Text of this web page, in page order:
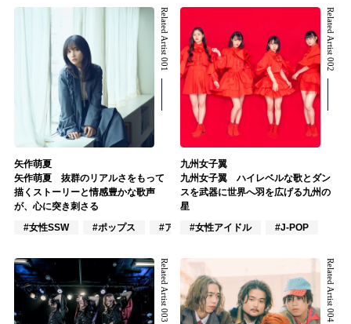
Related Artist 001
矢作萌夏
矢作萌夏 抜群のリアルさをもって
描くストーリーと情感豊かな歌声
が、心に突き刺さる
#女性SSW
#ポップス #アニメ/ゲーム
Related Artist 002
九州女子翼
九州女子翼 ハイレベルな歌とダン
スを武器に世界へ羽を広げる九州の
星
#女性アイドル
#J-POP
Related Artist 003 Related Artist 004